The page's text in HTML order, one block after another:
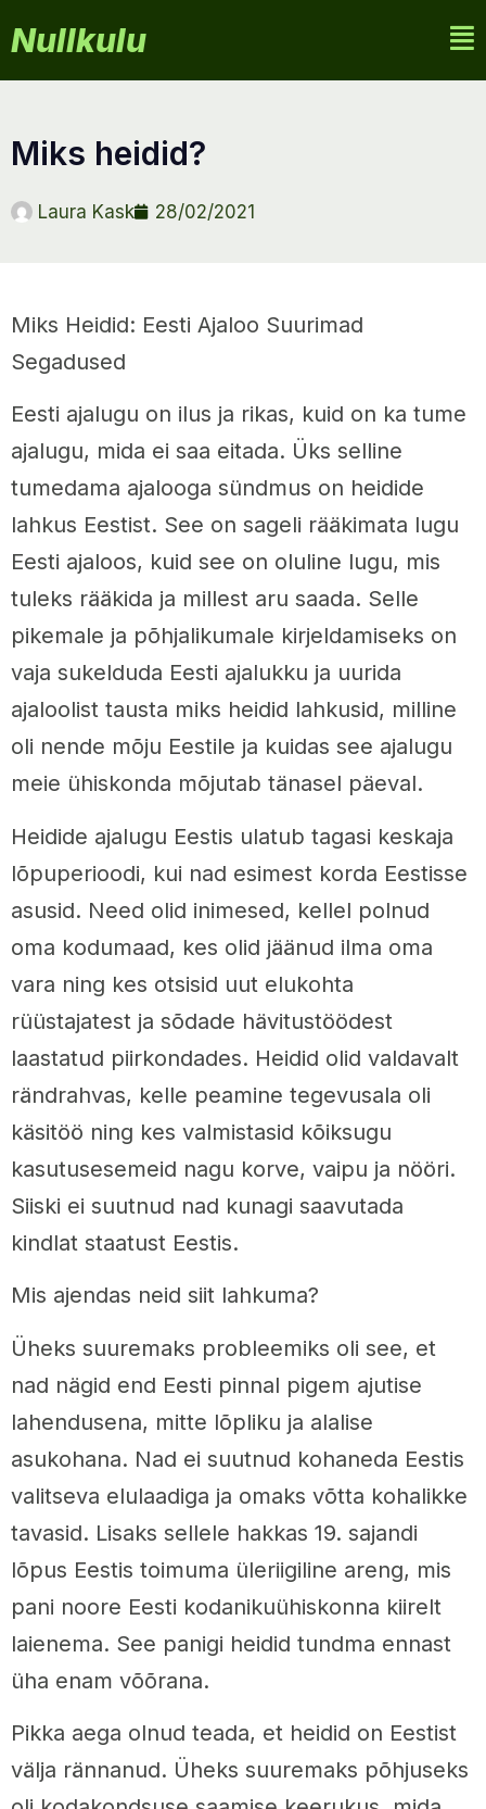
Nullkulu
miks heidid?
Laura Kask 28/02/2021
Miks Heidid: Eesti Ajaloo Suurimad
Segadused
Eesti ajalugu on ilus ja rikas, kuid on ka tume
ajalugu, mida ei saa eitada. Üks selline
tumedama ajalooga sündmus on heidide
lahkus Eestist. See on sageli rääkimata lugu
Eesti ajaloos, kuid see on oluline lugu, mis
tuleks rääkida ja millest aru saada. Selle
pikemale ja põhjalikumale kirjeldamiseks on
vaja sukelduda Eesti ajalukku ja uurida
ajaloolist tausta miks heidid lahkusid, milline
oli nende mõju Eestile ja kuidas see ajalugu
meie ühiskonda mõjutab tänasel päeval.
Heidide ajalugu Eestis ulatub tagasi keskaja
lõpuperioodi, kui nad esimest korda Eestisse
asusid. Need olid inimesed, kellel polnud
oma kodumaad, kes olid jäänud ilma oma
vara ning kes otsisid uut elukohta
rüüstajatest ja sõdade hävitustöödest
laastatud piirkondades. Heidid olid valdavalt
rändrahvas, kelle peamine tegevusala oli
käsitöö ning kes valmistasid kõiksugu
kasutusesemeid nagu korve, vaipu ja nööri.
Siiski ei suutnud nad kunagi saavutada
kindlat staatust Eestis.
Mis ajendas neid siit lahkuma?
Üheks suuremaks probleemiks oli see, et
nad nägid end Eesti pinnal pigem ajutise
lahendusena, mitte lõpliku ja alalise
asukohana. Nad ei suutnud kohaneda Eestis
valitseva elulaadiga ja omaks võtta kohalikke
tavasid. Lisaks sellele hakkas 19. sajandi
lõpus Eestis toimuma üleriigiline areng, mis
pani noore Eesti kodanikuühiskonna kiirelt
laienema. See panigi heidid tundma ennast
üha enam võõrana.
Pikka aega olnud teada, et heidid on Eestist
välja rännanud. Üheks suuremaks põhjuseks